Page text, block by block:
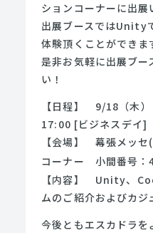
ションコーナーに出展
出展ブースではUnity
体験頂くことができま
是非お気軽に出展ブー
い！
【日程】 9/18（木
17:00 [ビジネスデイ]
【会場】 幕張メッセ
コーナー 小間番号
【内容】 Unity、
ムのご紹介およびカジ
今後ともエスカドラを